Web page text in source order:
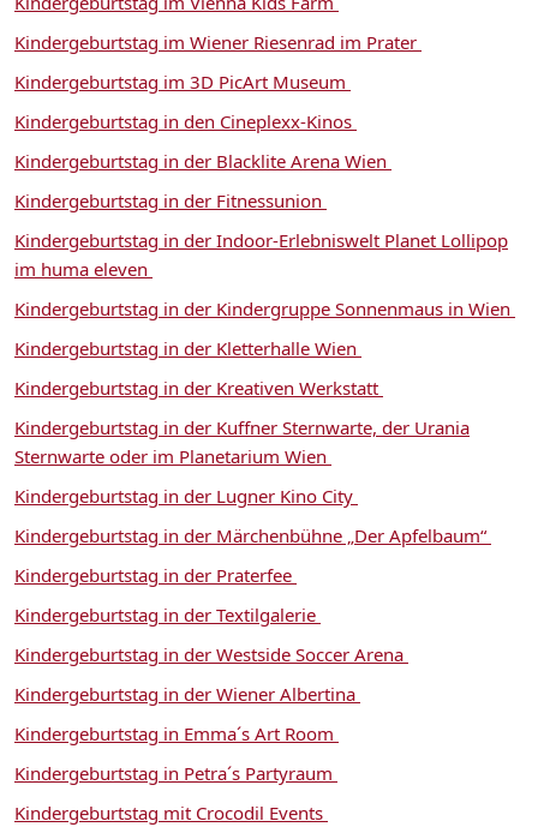
Kindergeburtstag im Wiener Riesenrad im Prater
Kindergeburtstag im 3D PicArt Museum
Kindergeburtstag in den Cineplexx-Kinos
Kindergeburtstag in der Blacklite Arena Wien
Kindergeburtstag in der Fitnessunion
Kindergeburtstag in der Indoor-Erlebniswelt Planet Lollipop
im huma eleven
Kindergeburtstag in der Kindergruppe Sonnenmaus in Wien
Kindergeburtstag in der Kletterhalle Wien
Kindergeburtstag in der Kreativen Werkstatt
Kindergeburtstag in der Kuffner Sternwarte, der Urania
Sternwarte oder im Planetarium Wien
Kindergeburtstag in der Lugner Kino City
Kindergeburtstag in der Märchenbühne „Der Apfelbaum“
Kindergeburtstag in der Praterfee
Kindergeburtstag in der Textilgalerie
Kindergeburtstag in der Westside Soccer Arena
Kindergeburtstag in der Wiener Albertina
Kindergeburtstag in Emma´s Art Room
Kindergeburtstag in Petra´s Partyraum
Kindergeburtstag mit Crocodil Events